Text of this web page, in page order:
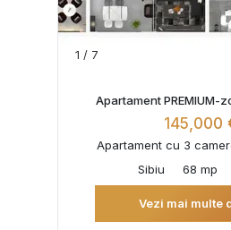
1 / 7
Apartament PREMIUM-
145,000
Apartament cu 3
Sibiu
68 mp
Vezi mai multe